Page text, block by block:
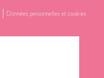
Données personnelles et cookies